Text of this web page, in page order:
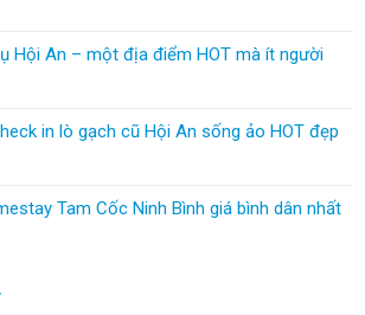
Hội An – một địa điểm HOT mà ít người
in lò gạch cũ Hội An sống ảo HOT đẹp
Tam Cốc Ninh Bình giá bình dân nhất